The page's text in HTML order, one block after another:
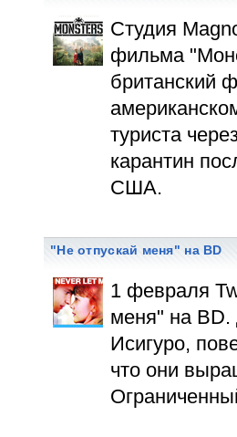
Студия
фильма
британский
туриста
карантин
США.
"Не отпускай меня" на BD
1 февраля
меня" на BD.
Исигуро,
что они